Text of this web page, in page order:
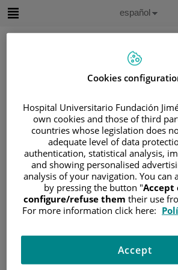
Saltar
Selector
de
idioma
Idioma
Español
Inicio/ÁREA DEL PACIENTE
/SOBRE EL CÁNCER
/INFORMACIÓN Y SOPORTE
TIPOS DE CÁNCER
/ÁREA DE NEOPLASIAS
/LEUCEMIAS
TRATAMIENTO DE LA LAL
/QUIMIOTERAPIA/FASE DE
Cookies
Hospital Universitario Fundación
own cookies and those of third
countries whose legislation does
adequate level of data
authentication, statistical analysis,
and showing personalised
analysis of your navigation. You can
by pressing the button "Accept
configure/refuse them their use
For more information click here:
Accept